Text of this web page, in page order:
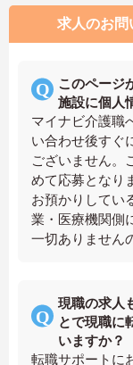
求人のお問
このページ
施設に個人
マイナビ介護職
い合わせ後すぐ
ございません。
めて応募となり
お預かりしてい
業・医療機関側
一切ありません
現職の求人
とで現職に
いますか？
転職サポートに